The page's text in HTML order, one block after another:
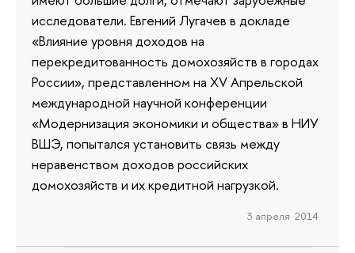
исследователи. Евгений Лугачев в докладе
«Влияние уровня доходов на
перекредитованность домохозяйств в городах
России», представленном на XV Апрельской
международной научной конференции
«Модернизация экономики и общества» в НИУ
ВШЭ, попытался установить связь между
неравенством доходов российских
домохозяйств и их кредитной нагрузкой.
3 апреля 2014